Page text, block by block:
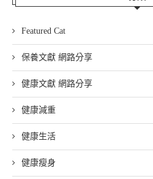
Featured Cat
保養文獻 網路分享
健康文獻 網路分享
健康減重
健康生活
健康瘦身